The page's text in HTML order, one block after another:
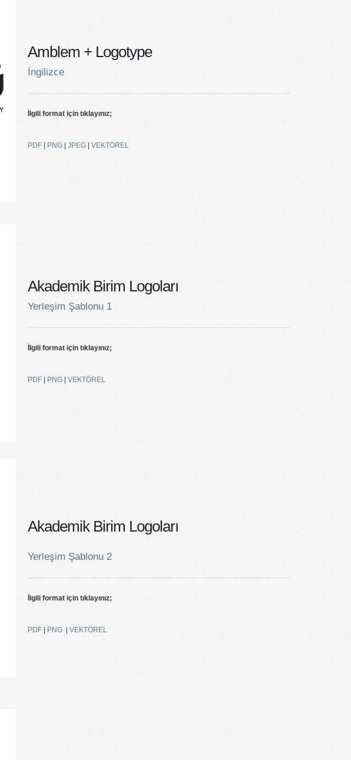
Amblem + Logotype
İngilizce
İlgili format için tıklayınız;
PDF PNG| JPEG| VEKTÖREL
Akademik Birim Logoları
Yerleşim Şablonu 1
İlgili format için tıklayınız;
PDF| PNG| VEKTÖREL
Akademik Birim Logoları
Yerleşim Şablonu 2
İlgili format için tıklayınız;
PDF| PNG| VEKTÖREL